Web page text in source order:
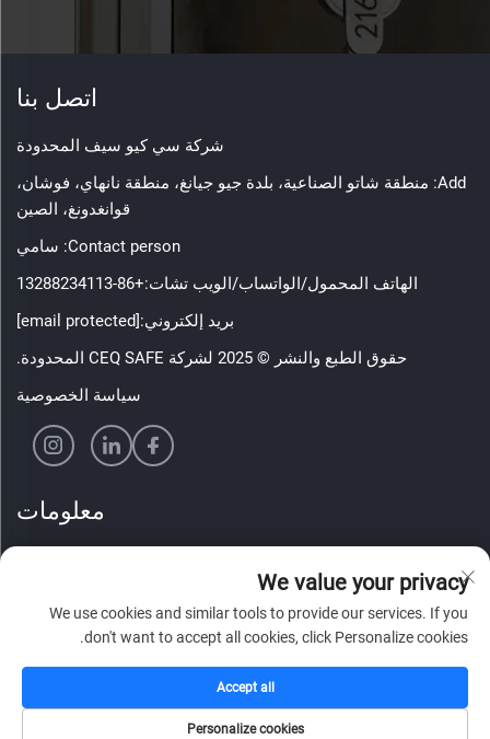
اتصل بنا
شركة سي كيو سيف المحدودة
Add: منطقة شاتو الصناعية، بلدة جيو جيانغ، منطقة نانهاي، فوشان،
قوانغدونغ، الصين
Contact person: سامي
الهاتف المحمول/الواتساب/الويب تشات:+86-13288234113
بريد إلكتروني:[email protected]
حقوق الطبع والنشر © 2025 لشركة CEQ SAFE المحدودة.
سياسة الخصوصية
معلومات
أرسل
We value your privacy
We use cookies and similar tools to provide our services. If you
don't want to accept all cookies, click Personalize cookies.
Personalize cookies
Accept all